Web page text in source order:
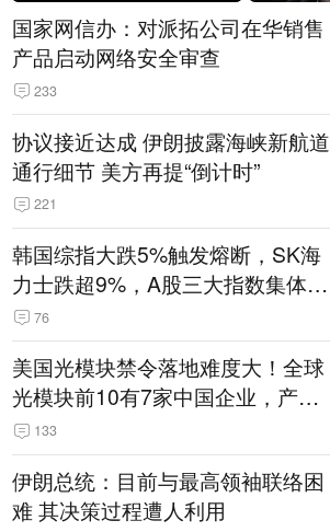
国家网信办：对派拓公司在华销售
产品启动网络安全审查
233
协议接近达成 伊朗披露海峡新航道
通行细节 美方再提“倒计时”
221
韩国综指大跌5%触发熔断，SK海
力士跌超9%，A股三大指数集体低
开 76
美国光模块禁令落地难度大！全球
光模块前10有7家中国企业，产业
界人士：想“脱钩”并不容易
133
伊朗总统：目前与最高领袖联络困
难 其决策过程遭人利用